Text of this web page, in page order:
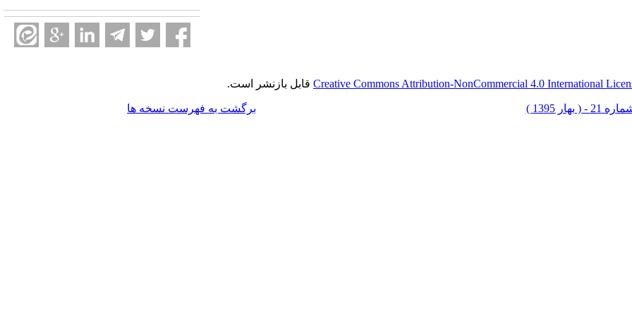
Creative Commons Attribution-NonCommercial 4.0 International قابل بازنشر است.
برگشت به فهرست نسخه ها